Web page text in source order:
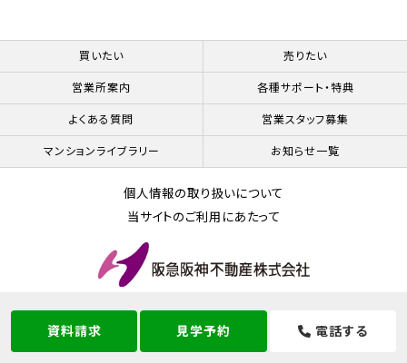
資料請求 見学予約 電話する
買いたい 売りたい
営業所案内 各種サポート・特典
よくある質問 営業スタッフ募集
マンションライブラリー お知らせ一覧
個人情報の取り扱いについて
当サイトのご利用にあたって